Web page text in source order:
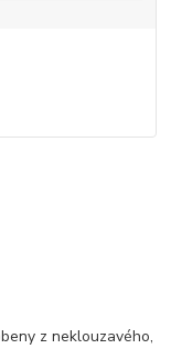
z neklouzavého,